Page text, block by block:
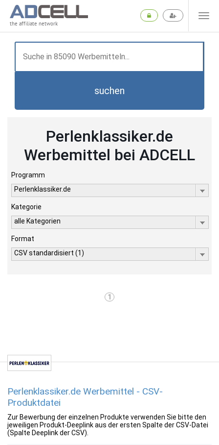
the affiliate network
suchen
Perlenklassiker.de
Werbemittel bei ADCELL
Programm
Perlenklassiker.de
Kategorie
alle Kategorien
Format
CSV standardisiert (1)
1
Perlenklassiker.de Werbemittel - CSV-
Produktdatei
Zur Bewerbung der einzelnen Produkte verwenden Sie bitte den
jeweiligen Produkt-Deeplink aus der ersten Spalte der CSV-Datei
(Spalte Deeplink der CSV).